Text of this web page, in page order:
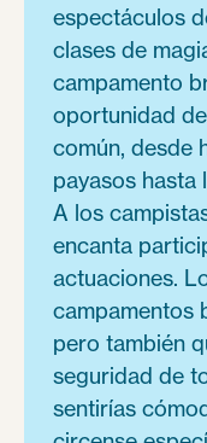
espectáculos
clases de
campamento
oportunidad
común, desde
payasos hasta
A los
encanta
actuaciones.
campamentos
pero también
seguridad de
sentirías